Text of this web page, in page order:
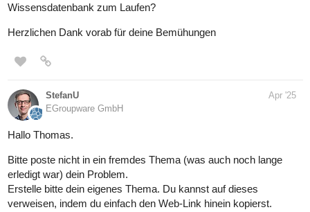
Wissensdatenbank zum Laufen?
Herzlichen Dank vorab für deine Bemühungen
StefanU
EGroupware GmbH
Apr '25
Hallo Thomas.
Bitte poste nicht in ein fremdes Thema (was auch noch lange
erledigt war) dein Problem.
Erstelle bitte dein eigenes Thema. Du kannst auf dieses
verweisen, indem du einfach den Web-Link hinein kopierst.